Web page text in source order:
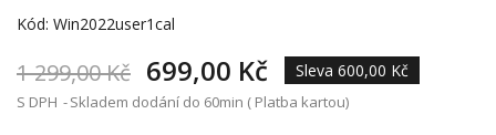
Kód: Win2022user1cal
1 299,00 Kč 699,00 Kč Sleva 600,00 Kč
S DPH Skladem dodání do 60min ( Platba kartou)